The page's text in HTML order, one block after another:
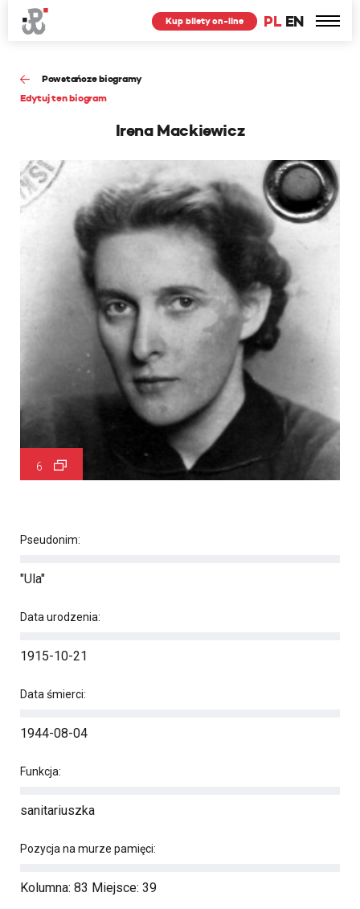
PL EN
Kup bilety on-line
Powstańcze biogramy
Edytuj ten biogram
Irena Mackiewicz
6
Pseudonim:
"Ula"
Data urodzenia:
1915-10-21
Data śmierci:
1944-08-04
Funkcja:
sanitariuszka
Pozycja na murze pamięci:
Kolumna: 83 Miejsce: 39